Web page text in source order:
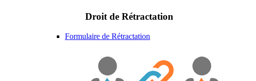
Droit de Rétractation
Formulaire de Rétractation